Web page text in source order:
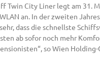
City Liner legt am 31.
an. In der zweiten
dass die schnellste
ab sofor noch mehr
so Wien